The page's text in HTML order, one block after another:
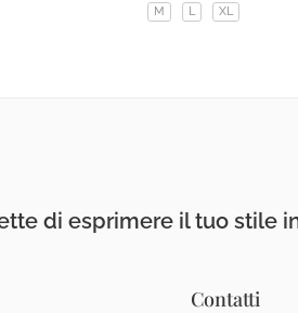
M L XL
di esprimere il tuo stile
Contatti